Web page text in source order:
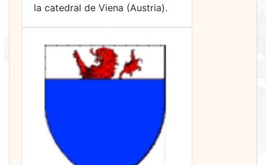
la catedral de Viena (Austria).